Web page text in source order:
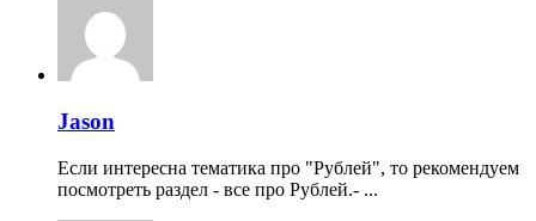
Jason
Если интересна тематика про "Рублей", то рекомендуем
посмотреть раздел - все про Рублей.- ...